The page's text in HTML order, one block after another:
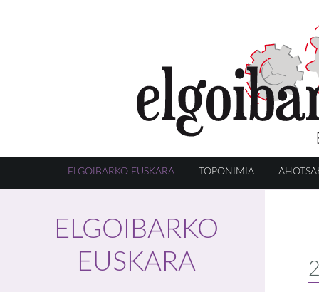
ELGOIBARKO EUSKARA TOPONIMIA
ELGOIBARKO
EUSKARA